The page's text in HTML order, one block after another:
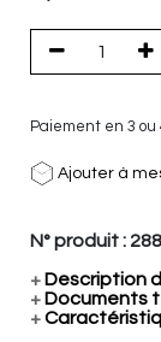
Paiement en 3 ou
Ajouter à
N° produit :
+ Description
+ Documents
+